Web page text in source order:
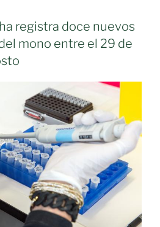
registra doce nuevos
mono entre el 29 de